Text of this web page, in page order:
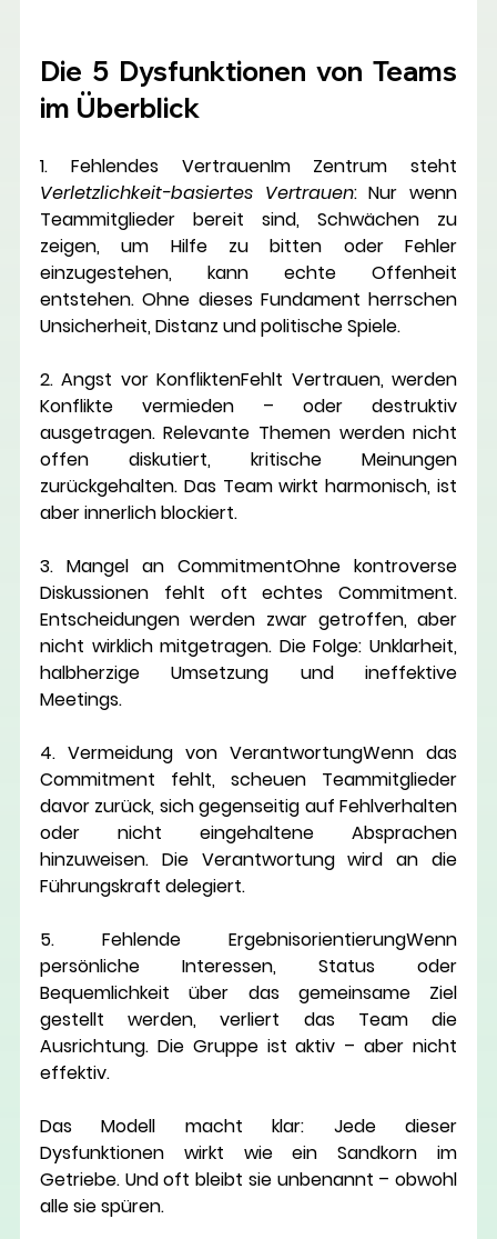
Die 5 Dysfunktionen von Teams
im Überblick
1. Fehlendes Vertrauen
Verletzlichkeit-basiertes Vertrauen: Nur wenn
Teammitglieder bereit sind, Schwächen zu
zeigen, um Hilfe zu bitten oder Fehler
einzugestehen, kann echte Offenheit
entstehen. Ohne dieses Fundament herrschen
Unsicherheit, Distanz und politische Spiele.
2. Angst vor KonfliktenFehlt Vertrauen, werden
Konflikte vermieden – oder destruktiv
ausgetragen. Relevante Themen werden nicht
offen diskutiert, kritische Meinungen
zurückgehalten. Das Team wirkt harmonisch, ist
aber innerlich blockiert.
3. Mangel an CommitmentOhne kontroverse
Diskussionen fehlt oft echtes Commitment.
Entscheidungen werden zwar getroffen, aber
nicht wirklich mitgetragen. Die Folge: Unklarheit,
halbherzige Umsetzung und ineffektive
Meetings.
4. Vermeidung von VerantwortungWenn das
Commitment fehlt, scheuen Teammitglieder
davor zurück, sich gegenseitig auf Fehlverhalten
oder nicht eingehaltene Absprachen
hinzuweisen. Die Verantwortung wird an die
Führungskraft delegiert.
5. Fehlende ErgebnisorientierungWenn
persönliche Interessen, Status oder
Bequemlichkeit über das gemeinsame Ziel
gestellt werden, verliert das Team die
Ausrichtung. Die Gruppe ist aktiv – aber nicht
effektiv.
Das Modell macht klar: Jede dieser
Dysfunktionen wirkt wie ein Sandkorn im
Getriebe. Und oft bleibt sie unbenannt – obwohl
alle sie spüren.